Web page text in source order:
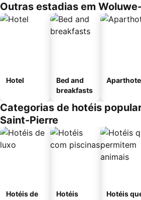
Outras estadias em
Hotel
Bed and
breakfasts
Categorias de hotéis
Saint-Pierre
Hotéis de
Hotéis
Hotéis